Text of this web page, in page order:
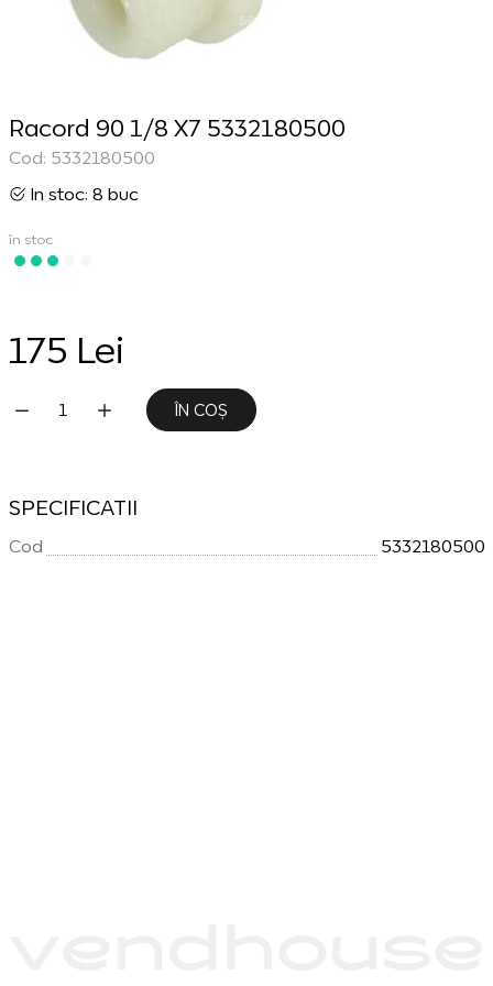
Racord 90 1/8 X7 5332180500
Cod: 5332180500
In stoc: 8 buc
în stoc
175 Lei
ÎN COȘ
SPECIFICATII
Cod 5332180500